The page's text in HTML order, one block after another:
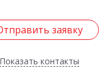
заявку
Показать контакты
заявку
Назад